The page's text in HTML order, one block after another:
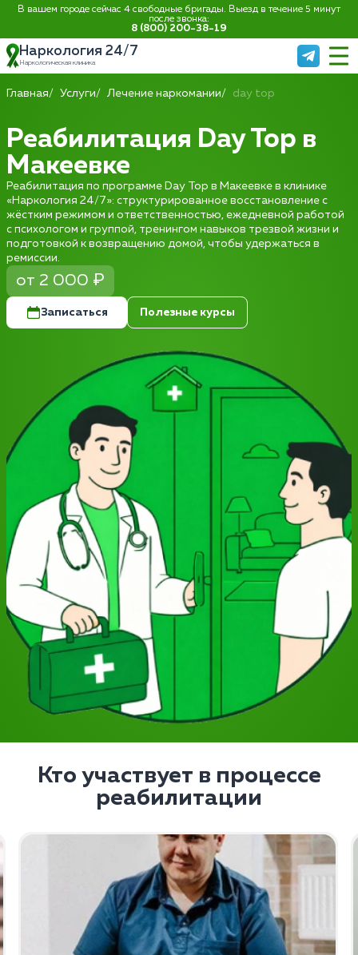
В вашем городе сейчас 4 свободные бригады. Выезд в течение 5 минут
после звонка:
8 (800) 200-38-19
Наркология 24/7
Наркологическая клиника
Главная Услуги Лечение наркомании day top
Реабилитация Day Top в
Макеевке
Реабилитация по программе Day Top в Макеевке в клинике
«Наркология 24/7»: структурированное восстановление с
жёстким режимом и ответственностью, ежедневной работой
с психологом и группой, тренингом навыков трезвой жизни и
подготовкой к возвращению домой, чтобы удержаться в
ремиссии.
от 2 000 ₽
Записаться Полезные курсы
Кто участвует в процессе
реабилитации